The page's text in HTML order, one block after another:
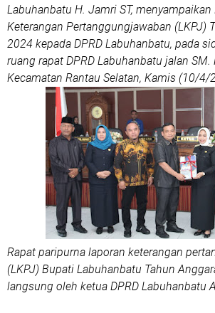
Labuhanbatu H. Jamri ST, menyampaikan
Keterangan Pertanggungjawaban (LKPJ)
2024 kepada DPRD Labuhanbatu, pada
ruang rapat DPRD Labuhanbatu jalan SM.
Kecamatan Rantau Selatan, Kamis (10/4/
Rapat paripurna laporan keterangan
(LKPJ) Bupati Labuhanbatu Tahun
langsung oleh ketua DPRD Labuhanbatu